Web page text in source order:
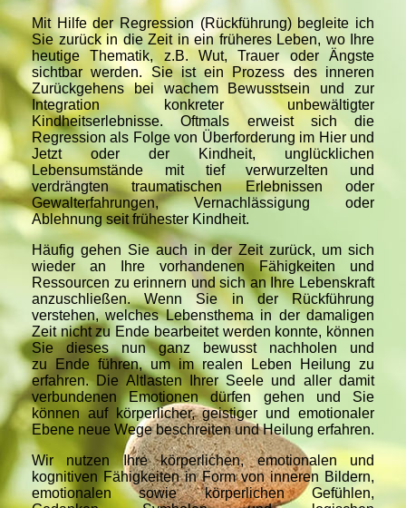
Mit Hilfe der Regression (Rückführung) begleite ich
Sie zurück in die Zeit in ein früheres Leben, wo Ihre
heutige Thematik, z.B. Wut, Trauer oder Ängste
sichtbar werden. Sie ist ein Prozess des inneren
Zurückgehens bei wachem Bewusstsein und zur
Integration konkreter unbewältigter
Kindheitserlebnisse. Oftmals erweist sich die
Regression als Folge von Überforderung im Hier und
Jetzt oder der Kindheit, unglücklichen
Lebensumstände mit tief verwurzelten und
verdrängten traumatischen Erlebnissen oder
Gewalterfahrungen, Vernachlässigung oder
Ablehnung seit frühester Kindheit.
Häufig gehen Sie auch in der Zeit zurück, um sich
wieder an Ihre vorhandenen Fähigkeiten und
Ressourcen zu erinnern und sich an Ihre Lebenskraft
anzuschließen. Wenn Sie in der Rückführung
verstehen, welches Lebensthema in der damaligen
Zeit nicht zu Ende bearbeitet werden konnte, können
Sie dieses nun ganz bewusst nachholen und
zu Ende führen, um im realen Leben Heilung zu
erfahren. Die Altlasten Ihrer Seele und aller damit
verbundenen Emotionen dürfen gehen und Sie
können auf körperlicher, geistiger und emotionaler
Ebene neue Wege beschreiten und Heilung erfahren.
Wir nutzen Ihre körperlichen, emotionalen und
kognitiven Fähigkeiten in Form von inneren Bildern,
emotionalen sowie körperlichen Gefühlen,